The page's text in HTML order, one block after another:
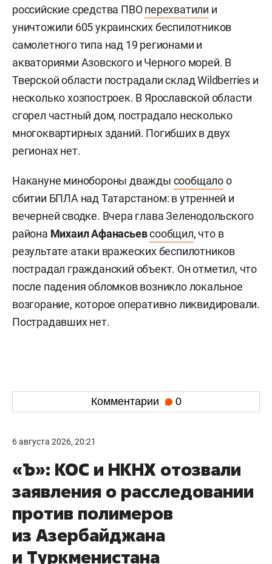
российские средства ПВОперехватили и
уничтожили 605 украинских беспилотников
самолетного типа над 19 регионами и
акваториями Азовского и Черного морей. В
Тверской области пострадали склад Wildberries и
несколько хозпостроек. В Ярославской области
сгорел частный дом, пострадало несколько
многоквартирных зданий. Погибших в двух
регионах нет.
Накануне минобороны дважды сообщалоо
сбитии БПЛА над Татарстаном: в утренней и
вечерней сводке. Вчера глава Зеленодольского
района Михаил Афанасьевсообщил, что в
результате атаки вражеских беспилотников
пострадал гражданский объект. Он отметил, что
после падения обломков возникло локальное
возгорание, которое оперативно ликвидировали.
Пострадавших нет.
Комментарии 0
6 августа 2026, 20:21
«Ъ»: КОС и НКНХ отозвали
заявления о расследовании
против полимеров
из Азербайджана
и Туркменистана